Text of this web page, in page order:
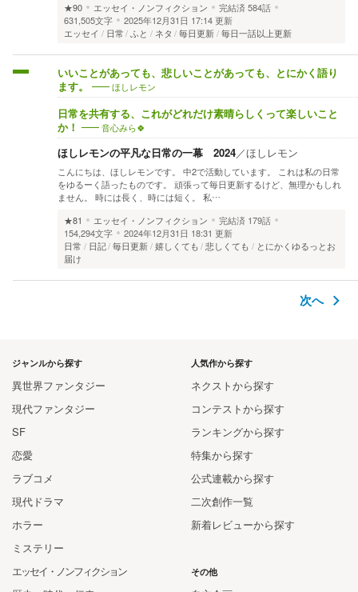
★90
エッセイ・ノンフィクション 完結済584話
631,505文字
2025年12月31日 17:14 更新
エッセイ
日常 ふと ネタ 毎日更新 毎日一話以上更新
いいことがあっても、悲しいことがあっても、とにかく語り
ます。
ほしレモン
日常を共有する、これがどれだけ素晴らしくって楽しいこと
か！
音心みら🍀
ほしレモンの平凡な日常の一幕 2024／ほしレモン
こんにちは、ほしレモンです。 中2で活動しています。 これは私の日常
をゆるーく語ったものです。 頑張って毎日更新するけど、無理かもしれ
ません。 時には長く、時には短く。 私…
★81
エッセイ・ノンフィクション 完結済 179話
154,294文字
2024年12月31日 18:31 更新
日常
日記 毎日更新 嬉しくても 悲しくても
とにかくゆるっとお
届け
次へ
人気作から探す
ネクストから探す
コンテストから探す
ランキングから探す
特集から探す
公式連載から探す
二次創作一覧
新着レビューから探す
ジャンルから探す
異世界ファンタジー
現代ファンタジー
SF
恋愛
ラブコメ
現代ドラマ
ホラー
ミステリー
エッセイ・ノンフィクション
その他